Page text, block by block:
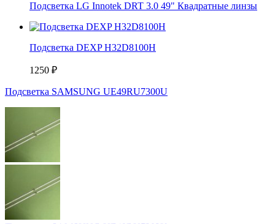
Подсветка LG Innotek DRT 3.0 49" Квадратные линзы
Подсветка DEXP H32D8100H
1250 ₽
Подсветка SAMSUNG UE49RU7300U